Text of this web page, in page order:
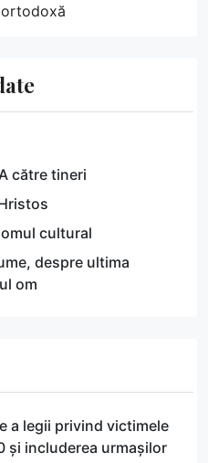
către tineri
cultural
despre ultima
om
a legii privind victimele
și includerea urmașilor